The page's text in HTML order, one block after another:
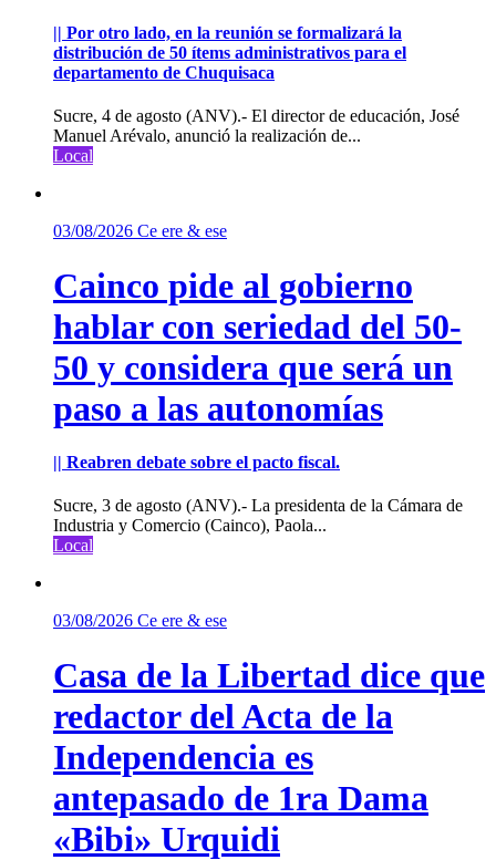
|| Por otro lado, en la reunión se formalizará la
distribución de 50 ítems administrativos para el
departamento de Chuquisaca
Sucre, 4 de agosto (ANV).- El director de educación, José
Manuel Arévalo, anunció la realización de...
Local
03/08/2026 Ce ere & ese
Cainco pide al gobierno
hablar con seriedad del 50-
50 y considera que será un
paso a las autonomías
|| Reabren debate sobre el pacto fiscal.
Sucre, 3 de agosto (ANV).- La presidenta de la Cámara de
Industria y Comercio (Cainco), Paola...
Local
03/08/2026 Ce ere & ese
Casa de la Libertad dice que
redactor del Acta de la
Independencia es
antepasado de 1ra Dama
«Bibi» Urquidi